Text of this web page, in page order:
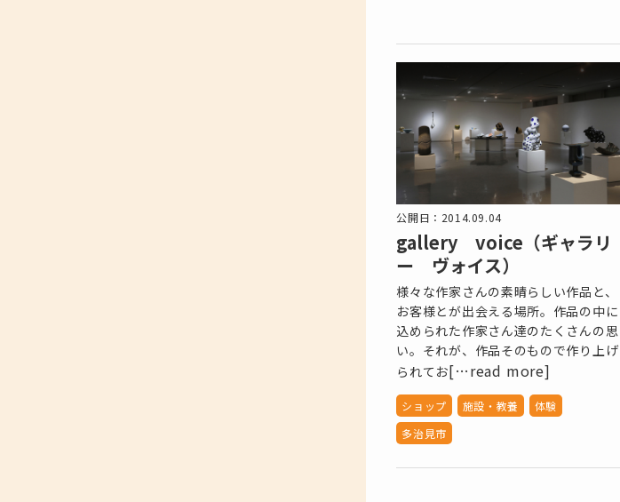
公開日：2014.09.04
gallery voice（ギャラリ
ー ヴォイス）
様々な作家さんの素晴らしい作品と、
お客様とが出会える場所。作品の中に
込められた作家さん達のたくさんの思
い。それが、作品そのもので作り上げ
られてお[…read more]
ショップ 施設・教養
体験
多治見市